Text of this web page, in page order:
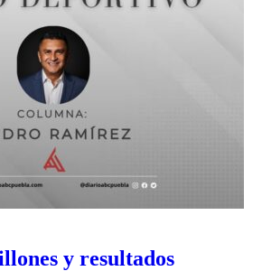
y resultados